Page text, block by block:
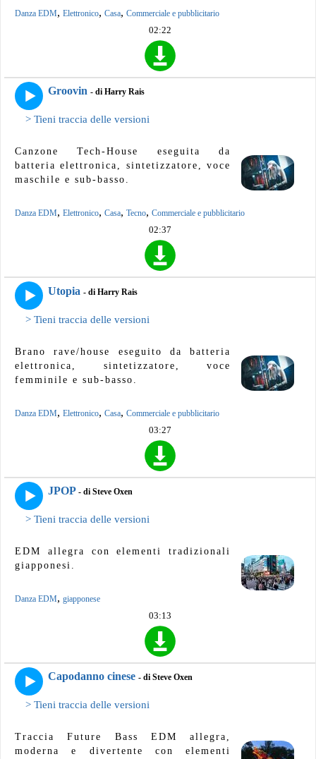
Danza EDM, Elettronico, Casa, Commerciale e pubblicitario
02:22
Groovin - di Harry Rais
> Tieni traccia delle versioni
Canzone Tech-House eseguita da
batteria elettronica, sintetizzatore, voce
maschile e sub-basso.
Danza EDM, Elettronico, Casa, Tecno, Commerciale e pubblicitario
02:37
Utopia - di Harry Rais
> Tieni traccia delle versioni
Brano rave/house eseguito da batteria
elettronica, sintetizzatore, voce
femminile e sub-basso.
Danza EDM, Elettronico, Casa, Commerciale e pubblicitario
03:27
JPOP - di Steve Oxen
> Tieni traccia delle versioni
EDM allegra con elementi tradizionali
giapponesi.
Danza EDM, giapponese
03:13
Capodanno cinese - di Steve Oxen
> Tieni traccia delle versioni
Traccia Future Bass EDM allegra,
moderna e divertente con elementi